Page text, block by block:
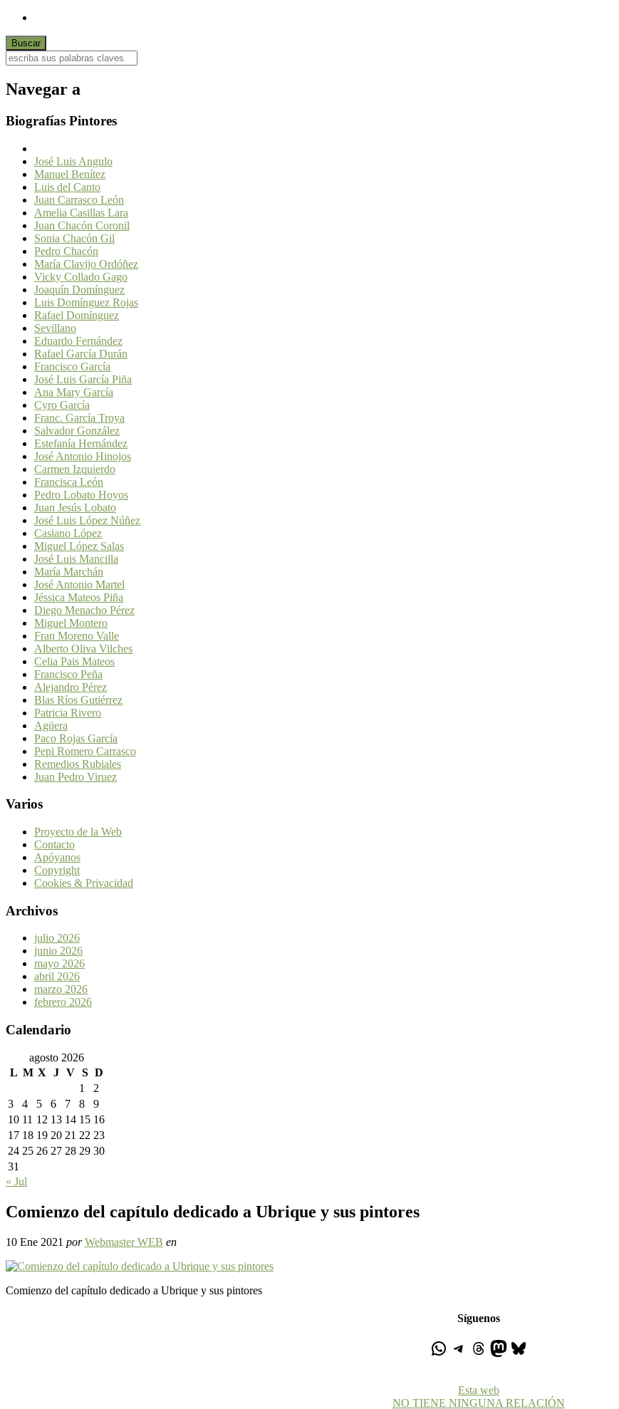
Navegar a
Biografías Pintores
José Luis Angulo
Manuel Benítez
Luis del Canto
Juan Carrasco León
Amelia Casillas Lara
Juan Chacón Coronil
Sonia Chacón Gil
Pedro Chacón
María Clavijo Ordóñez
Vicky Collado Gago
Joaquín Domínguez
Luis Domínguez Rojas
Rafael Domínguez
Sevillano
Eduardo Fernández
Rafael García Durán
Francisco García
José Luis García Piña
Ana Mary García
Cyro García
Franc. García Troya
Salvador González
Estefanía Hernández
José Antonio Hinojos
Carmen Izquierdo
Francisca León
Pedro Lobato Hoyos
Juan Jesús Lobato
José Luis López Núñez
Casiano López
Miguel López Salas
José Luis Mancilla
María Marchán
José Antonio Martel
Jéssica Mateos Piña
Diego Menacho Pérez
Miguel Montero
Fran Moreno Valle
Alberto Oliva Vilches
Celia Pais Mateos
Francisco Peña
Alejandro Pérez
Blas Ríos Gutiérrez
Patricia Rivero
Agüera
Paco Rojas García
Pepi Romero Carrasco
Remedios Rubiales
Juan Pedro Viruez
Varios
Proyecto de la Web
Contacto
Apóyanos
Copyright
Cookies & Privacidad
Archivos
julio 2026
junio 2026
mayo 2026
abril 2026
marzo 2026
febrero 2026
Calendario
agosto 2026
L M X J V S D
1
2
3
4 5 6 7 8
9
10 11 12 13 14 15 16
17 18 19 20 21 22 23
24 25 26 27 28 29 30
31
« Jul
Comienzo del capítulo dedicado a Ubrique y sus pintores
10 Ene 2021 por Webmaster WEB en
Comienzo del capítulo dedicado a Ubrique y sus pintores
Síguenos
Esta web
NO TIENE NINGUNA RELACIÓN